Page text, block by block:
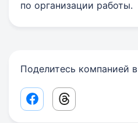
по организации работы.
Поделитесь компанией
Facebook share link
Threads share